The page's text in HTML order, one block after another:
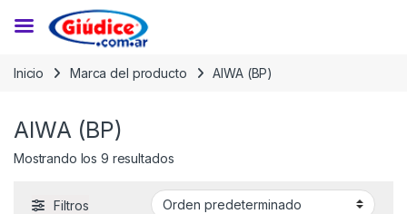
Inicio Marca del producto AIWA (BP)
AIWA (BP)
Mostrando los 9 resultados
Filtros